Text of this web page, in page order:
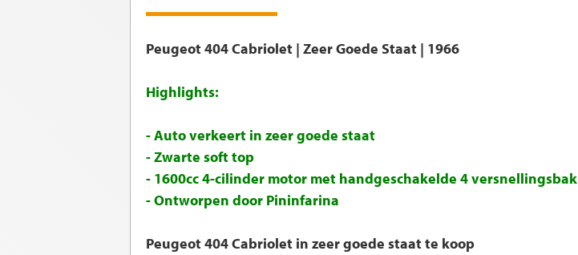
Peugeot 404 Cabriolet | Zeer Goede Staat | 1966
Highlights:
- Auto verkeert in zeer goede staat
- Zwarte soft top
- 1600cc 4-cilinder motor met handgeschakelde 4 versnellingsbak
- Ontworpen door Pininfarina
Peugeot 404 Cabriolet in zeer goede staat te koop